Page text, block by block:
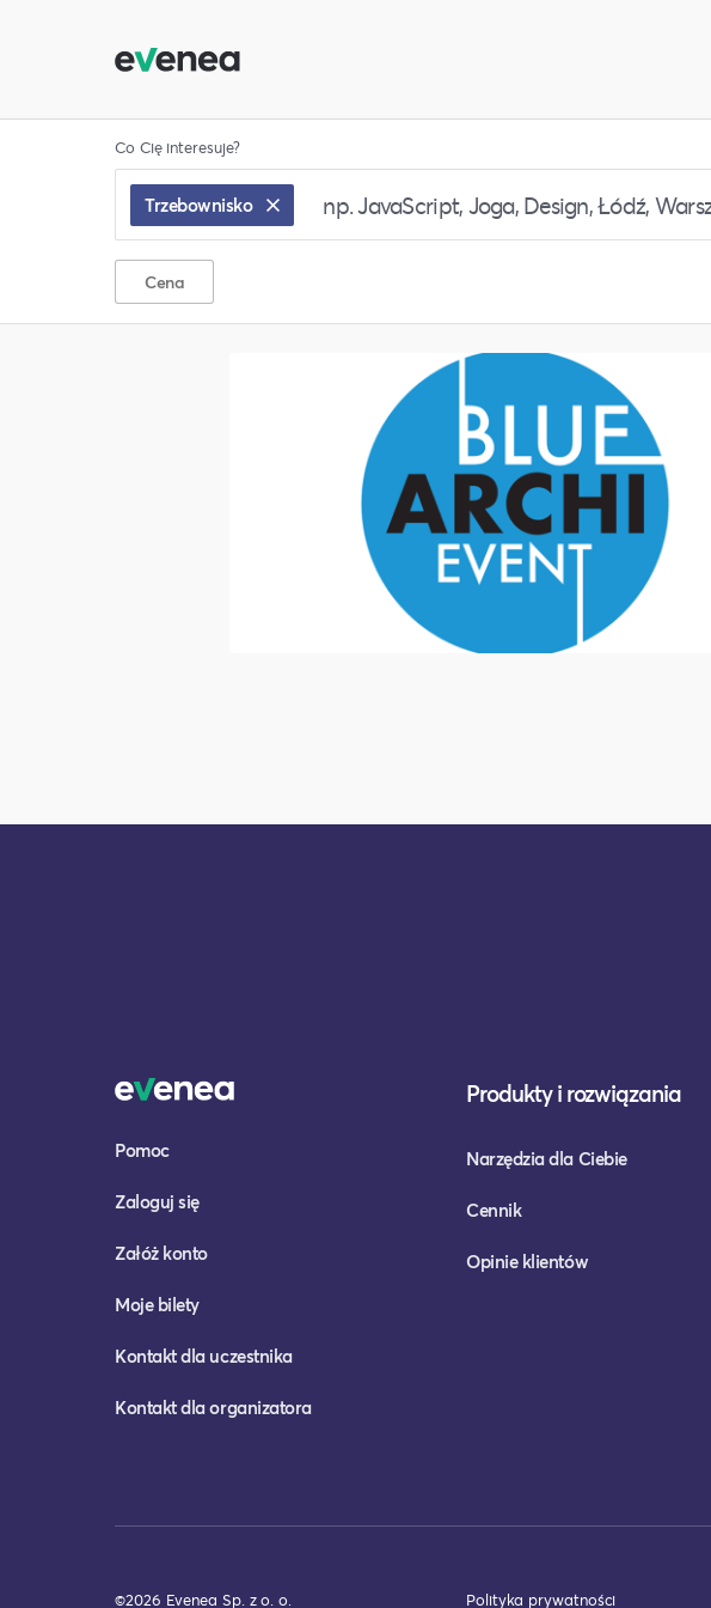
Co Cię interesuje?
Trzebownisko
Cena
Pomoc
Zaloguj się
Załóż konto
Moje bilety
Kontakt dla uczestnika
Kontakt dla organizatora
Produkty i rozwiązania
Narzędzia dla Ciebie
Cennik
Opinie klientów
©2026 Evenea Sp. z o. o. Polityka prywatności